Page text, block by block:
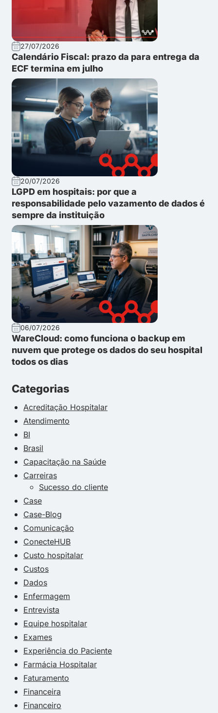
27/07/2026
Calendário Fiscal: prazo da para entrega da
ECF termina em julho
20/07/2026
LGPD em hospitais: por que a
responsabilidade pelo vazamento de dados é
sempre da instituição
06/07/2026
WareCloud: como funciona o backup em
nuvem que protege os dados do seu hospital
todos os dias
Categorias
Acreditação Hospitalar
Atendimento
BI
Brasil
Capacitação na Saúde
Carreiras
Sucesso do cliente
Case
Case-Blog
Comunicação
ConecteHUB
Custo hospitalar
Custos
Dados
Enfermagem
Entrevista
Equipe hospitalar
Exames
Experiência do Paciente
Farmácia Hospitalar
Faturamento
Financeira
Financeiro